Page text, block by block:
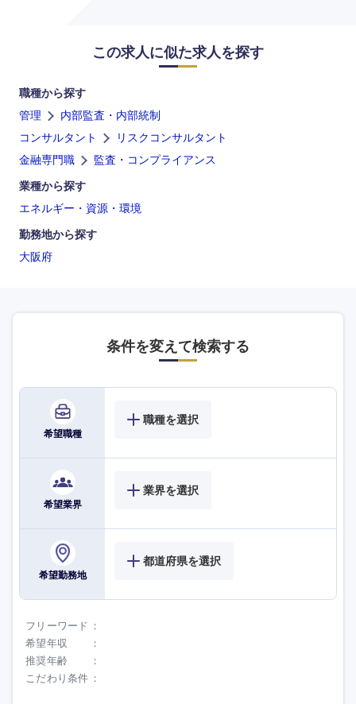
この求人に似た求人を探す
職種から探す
管理
内部監査・内部統制
コンサルタント
リスクコンサルタント
金融専門職
監査・コンプライアンス
業種から探す
エネルギー・資源・環境
勤務地から探す
大阪府
条件を変えて検索する
希望職種
職種を選択
希望業界
業界を選択
希望勤務地
都道府県を選択
フリーワード
希望年収
推奨年齢
こだわり条件